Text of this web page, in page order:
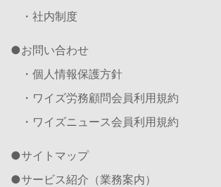
・社内制度
お問い合わせ
・個人情報保護方針
・ワイズ労務顧問会員利用規約
・ワイズニュース会員利用規約
サイトマップ
サービス紹介（業務案内）